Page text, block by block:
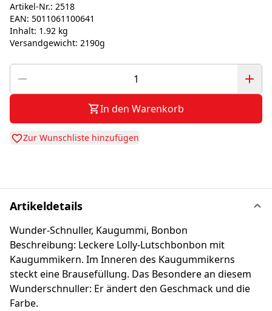
Artikel-Nr.: 2518
EAN: 5011061100641
Inhalt: 1.92 kg
Versandgewicht: 2190g
In den Warenkorb
Zur Wunschliste hinzufügen
Artikeldetails
Wunder-Schnuller, Kaugummi, Bonbon
Beschreibung: Leckere Lolly-Lutschbonbon mit
Kaugummikern. Im Inneren des Kaugummikerns
steckt eine Brausefüllung. Das Besondere an diesem
Wunderschnuller: Er ändert den Geschmack und die
Farbe.